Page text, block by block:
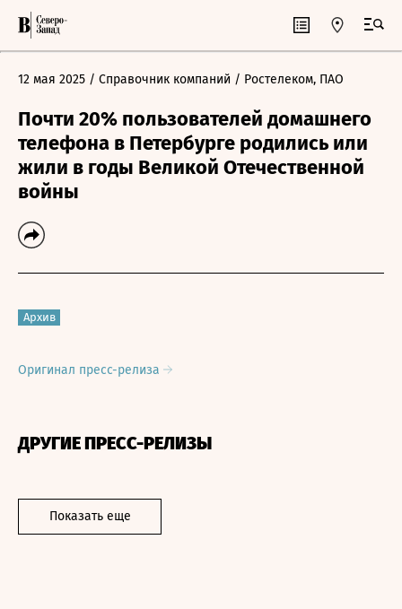
12 мая 2025 / Справочник компаний / Ростелеком, ПАО
Почти 20% пользователей домашнего
телефона в Петербурге родились или
жили в годы Великой Отечественной
войны
Архив
Оригинал пресс-релиза
ДРУГИЕ ПРЕСС-РЕЛИЗЫ
Показать еще